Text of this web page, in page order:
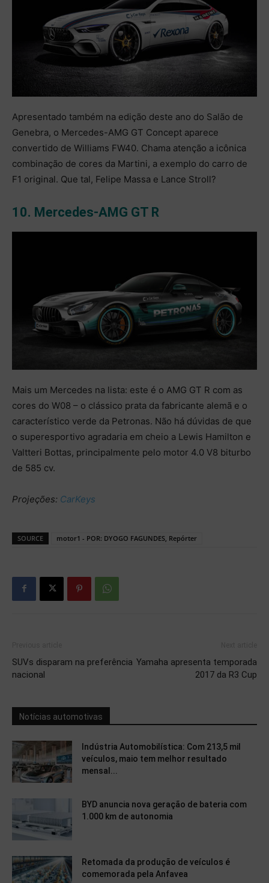
Apresentado também na edição deste ano do Salão de
Genebra, o Mercedes-AMG GT Concept aparece
convertido de Williams FW40. Chama atenção a icônica
combinação de cores da Martini, a exemplo do carro de
F1 original. Que tal, Felipe Massa e Lance Stroll?
10. Mercedes-AMG GT R
Mais um Mercedes na lista: este é o AMG GT R com as
cores do W08 – o clássico prata da fabricante alemã e o
característico verde da Petronas. Não há dúvidas de que
o superesportivo agradaria em cheio a Lewis Hamilton e
Valtteri Bottas, principalmente pelo motor 4.0 V8 biturbo
de 585 cv.
Projeções: CarKeys
SOURCE motor1 - POR: DYOGO FAGUNDES, Repórter
SUVs disparam na preferência
nacional
Yamaha apresenta temporada
2017 da R3 Cup
Notícias automotivas
Indústria Automobilística: Com 213,5 mil
veículos, maio tem melhor resultado
mensal...
BYD anuncia nova geração de bateria com
1.000 km de autonomia
Retomada da produção de veículos é
comemorada pela Anfavea